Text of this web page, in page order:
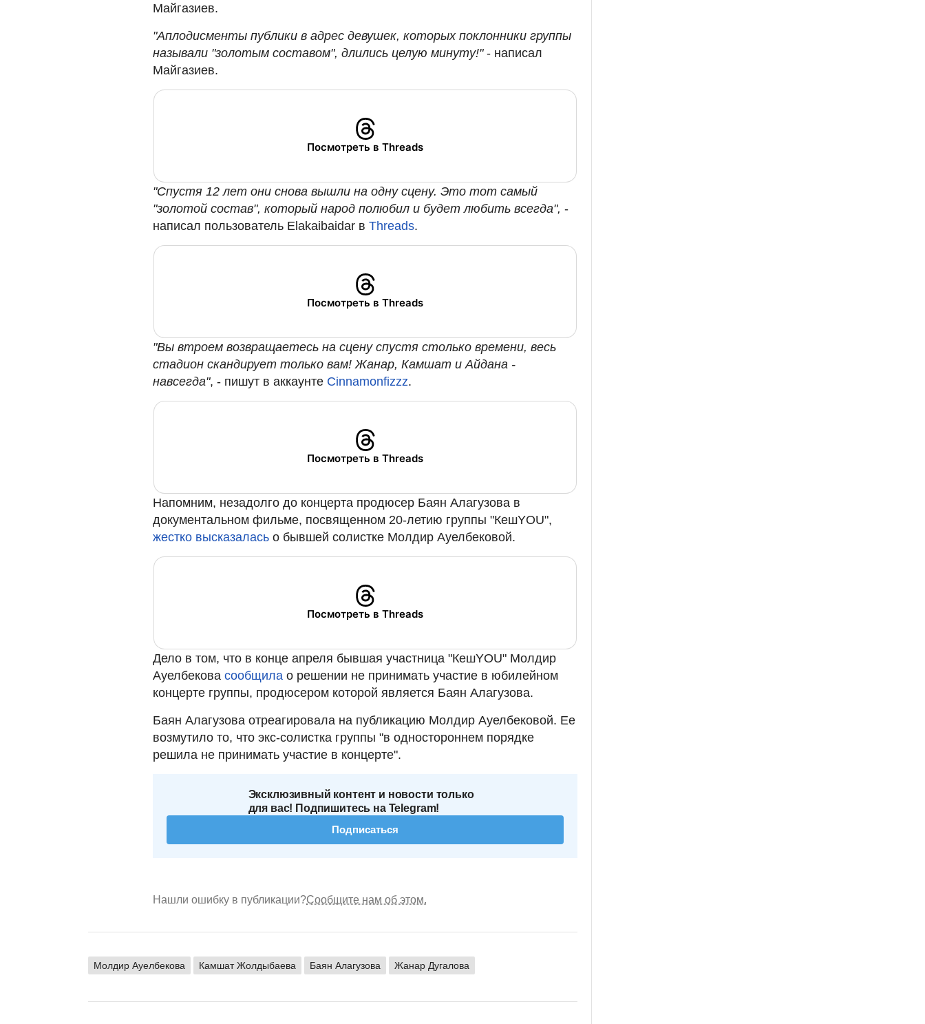
Майгазиев.
"Аплодисменты публики в адрес девушек, которых поклонники группы
называли "золотым составом", длились целую минуту!"- написал
Майгазиев.
Посмотреть в Threads
"Спустя 12 лет они снова вышли на одну сцену. Это тот самый
"золотой состав", который народ полюбил и будет любить всегда", -
написал пользователь Еlakaibaidar в Threads.
Посмотреть в Threads
"Вы втроем возвращаетесь на сцену спустя столько времени, весь
стадион скандирует только вам! Жанар, Камшат и Айдана -
навсегда", - пишут в аккаунте Сinnamonfizzz.
Посмотреть в Threads
Напомним, незадолго до концерта продюсер Баян Алагузова в
документальном фильме, посвященном 20-летию группы "КешYOU",
жестко высказалась о бывшей солистке Молдир Ауелбековой.
Посмотреть в Threads
Дело в том, что в конце апреля бывшая участница "КешYOU" Молдир
Ауелбекова сообщила о решении не принимать участие в юбилейном
концерте группы, продюсером которой является Баян Алагузова.
Баян Алагузова отреагировала на публикацию Молдир Ауелбековой. Ее
возмутило то, что экс-солистка группы "в одностороннем порядке
решила не принимать участие в концерте".
Эксклюзивный контент и новости только
для вас! Подпишитесь на Telegram!
Подписаться
Нашли ошибку в публикации?Сообщите нам об этом.
Молдир Ауелбекова Камшат Жолдыбаева Баян Алагузова Жанар Дугалова